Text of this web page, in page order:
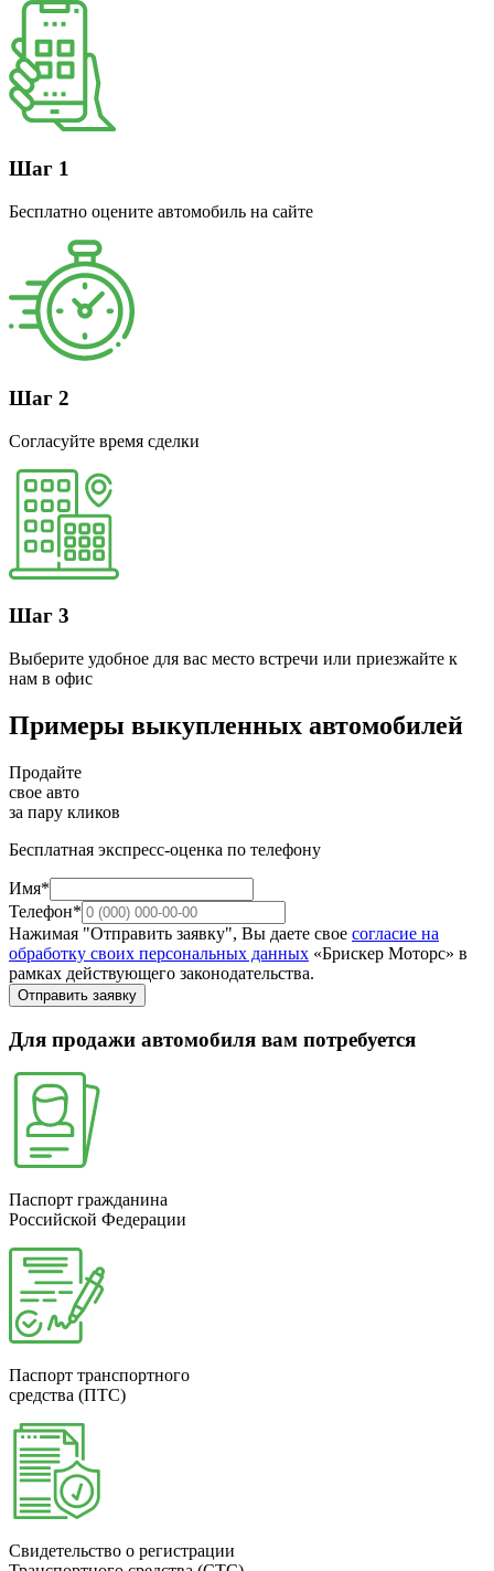
Шаг 1
Бесплатно оцените автомобиль на сайте
Шаг 2
Согласуйте время сделки
Шаг 3
Выберите удобное для вас место встречи или приезжайте к
нам в офис
Примеры выкупленных автомобилей
Продайте
свое авто
за пару кликов
Бесплатная экспресс-оценка по телефону
Имя*
Телефон*
Нажимая "Отправить заявку", Вы даете свое согласие на
обработку своих персональных данных «Брискер Моторс» в
рамках действующего законодательства.
Отправить заявку
Для продажи автомобиля вам потребуется
Паспорт гражданина
Российской Федерации
Паспорт транспортного
средства (ПТС)
Свидетельство о регистрации